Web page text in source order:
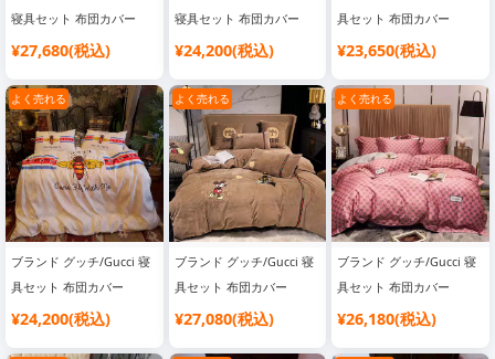
寝具セット 布団カバー
¥27,680(税込)
寝具セット 布団カバー
¥24,200(税込)
具セット 布団カバー
¥23,650(税込)
よく売れる
ブランド グッチ/Gucci 寝
具セット 布団カバー
¥24,200(税込)
よく売れる
ブランド グッチ/Gucci 寝
具セット 布団カバー
¥27,080(税込)
よく売れる
ブランド グッチ/Gucci 寝
具セット 布団カバー
¥26,180(税込)